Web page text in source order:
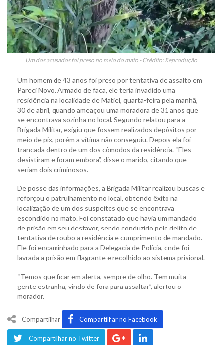
Um dos acusados foi preso no meio do mato - Crédito: Reprodução
Um homem de 43 anos foi preso por tentativa de assalto em
Pareci Novo. Armado de faca, ele teria invadido uma
residência na localidade de Matiel, quarta-feira pela manhã,
30 de abril, quando ameaçou uma moradora de 31 anos que
se encontrava sozinha no local. Segundo relatou para a
Brigada Militar, exigiu que fossem realizados depósitos por
meio de pix, porém a vítima não conseguiu. Depois ela foi
trancada dentro de um dos cômodos da residência. “Eles
desistiram e foram embora”, disse o marido, citando que
seriam dois criminosos.
De posse das informações, a Brigada Militar realizou buscas e
reforçou o patrulhamento no local, obtendo êxito na
localização de um dos suspeitos que se encontrava
escondido no mato. Foi constatado que havia um mandado
de prisão em seu desfavor, sendo conduzido pelo delito de
tentativa de roubo a residência e cumprimento de mandado.
Ele foi encaminhado para a Delegacia de Polícia, onde foi
lavrada a prisão em flagrante e recolhido ao sistema prisional.
“Temos que ficar em alerta, sempre de olho. Tem muita
gente estranha, vindo de fora para assaltar”, alertou o
morador.
Compartilhar Compartilhar no Facebook
Compartilhar no Twitter